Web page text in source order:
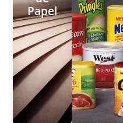
Papel